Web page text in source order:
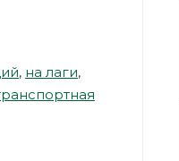
, на лаги,